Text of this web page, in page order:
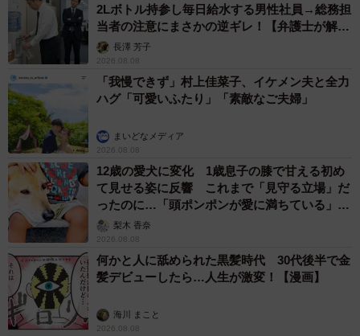
2Lボトル持参し毎日給水する男性社員→総務担
当者の注意にまさかの逆ギレ！【弁護士が解
説】長澤 芳子
2026.08.08
「我慢できず」村上佳菜子、イケメン夫と全力
ハグ「可愛いふたり」「素敵なご夫婦」
まいどなメディア
2026.08.08
12歳の愛犬に変化 1歳息子の膝で甘える初め
て見せる姿に反響 これまで「見守る立場」だ
ったのに…「頭ポンポンが愛に満ちている」
「尊…」
梨木 香奈
2026.08.08
何かと人に舐められた黒髪時代 30代後半で金
髪デビューしたら…人生が激変！【漫画】
海川 まこと
2026.08.08